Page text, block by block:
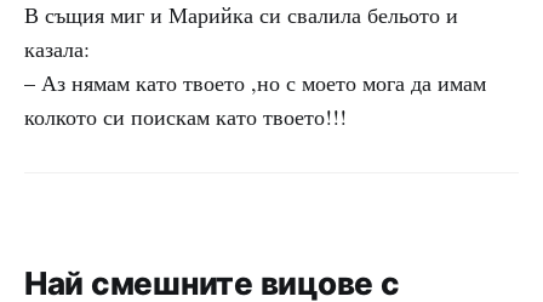
В същия миг и Марийка си свалила бельото и
казала:
– Аз нямам като твоето ,но с моето мога да имам
колкото си поискам като твоето!!!
Най смешните вицове с